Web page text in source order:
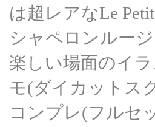
は超レアなLe
シャペロンルー
楽しい場面のイ
モ(ダイカットス
コンプレ(フルセ